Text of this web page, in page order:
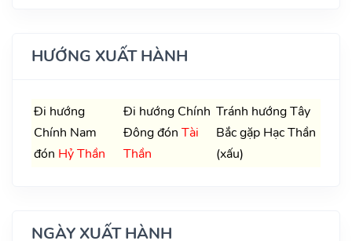
HƯỚNG XUẤT HÀNH
Đi hướng
Chính Nam
đón Hỷ Thần
Đi hướng Chính
Đông đón Tài
Thần
Tránh hướng Tây
Bắc gặp Hạc Thần
(xấu)
NGÀY XUẤT HÀNH